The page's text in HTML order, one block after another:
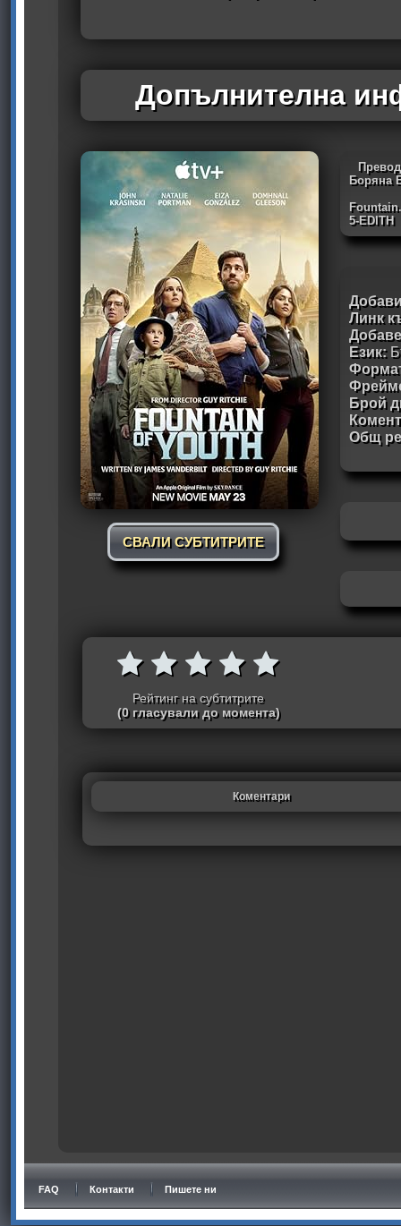
Допълнителна
СВАЛИ СУБТИТРИТЕ
Боряна
5-EDITH
Линк
Език:
Брой
Общ
Рейтинг на субтитрите
(0 гласували до момента)
Коментари
FAQ Контакти Пишете ни